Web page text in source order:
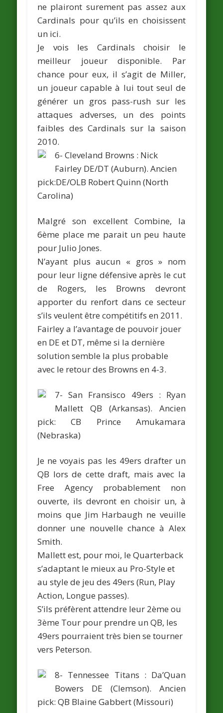
ne plairont surement pas assez aux
Cardinals pour qu’ils en choisissent
un ici.
Je vois les Cardinals choisir le
meilleur joueur disponible. Par
chance pour eux, il s’agit de Miller,
un joueur capable à lui tout seul de
générer un gros pass-rush sur les
attaques adverses, un des points
faibles des Cardinals sur la saison
2010.
6- Cleveland Browns : Nick
Fairley DE/DT (Auburn).Ancien
pick:DE/OLB Robert Quinn (North
Carolina)
Malgré son excellent Combine, la
6ème place me parait un peu haute
pour Julio Jones.
N’ayant plus aucun « gros » nom
pour leur ligne défensive après le cut
de Rogers, les Browns devront
apporter du renfort dans ce secteur
s’ils veulent être compétitifs en 2011.
Fairley a l’avantage de pouvoir jouer
en DE et DT, même si la dernière
solution semble la plus probable
avec le retour des Browns en 4-3.
7- San Fransisco 49ers : Ryan
Mallett QB (Arkansas). Ancien
pick: CB Prince Amukamara
(Nebraska)
Je ne voyais pas les 49ers drafter un
QB lors de cette draft, mais avec la
Free Agency probablement non
ouverte, ils devront en choisir un, à
moins que Jim Harbaugh ne veuille
donner une nouvelle chance à Alex
Smith.
Mallett est, pour moi, le Quarterback
s’adaptant le mieux au Pro-Style et
au style de jeu des 49ers (Run, Play
Action, Longue passes).
S’ils préfèrent attendre leur 2ème ou
3ème Tour pour prendre un QB, les
49ers pourraient très bien se tourner
vers Peterson.
8- Tennessee Titans : Da’Quan
Bowers DE (Clemson). Ancien
pick: QB Blaine Gabbert(Missouri)